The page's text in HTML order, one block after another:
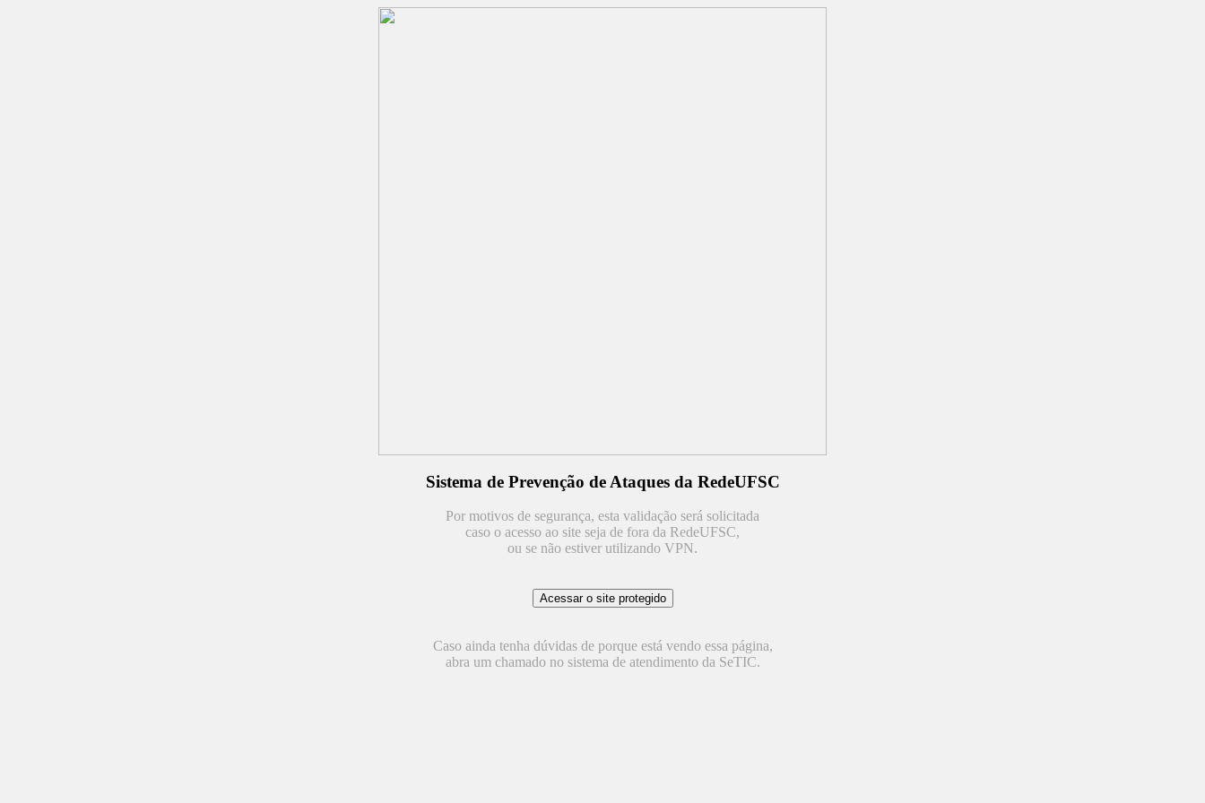
Sistema de Prevenção de Ataques da RedeUFSC
Por motivos de segurança, esta validação será solicitada
caso o acesso ao site seja de fora da RedeUFSC,
ou se não estiver utilizando VPN.
Caso ainda tenha dúvidas de porque está vendo essa página,
abra um chamado no sistema de atendimento da SeTIC.